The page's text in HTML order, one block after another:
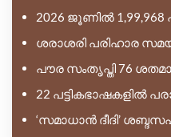
2026 ജൂണിൽ 1,99,968
ശരാശരി പരിഹാര
പൗര സംതൃപ്തി 76
22 പട്ടികഭാഷകളിൽ
‘സമാധാൻ ദീദി’